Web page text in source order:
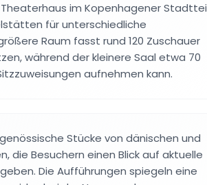
im Kopenhagener
für unterschiedliche
Raum fasst rund 120 Zuschauer
während der kleinere Saal etwa 70
aufnehmen kann.
Stücke von dänischen und
die Besuchern einen Blick auf aktuelle
Die Aufführungen spiegeln eine